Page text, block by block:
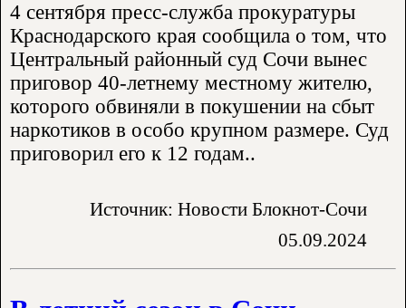
4 сентября пресс-служба прокуратуры
Краснодарского края сообщила о том, что
Центральный районный суд Сочи вынес
приговор 40-летнему местному жителю,
которого обвиняли в покушении на сбыт
наркотиков в особо крупном размере. Суд
приговорил его к 12 годам..
Источник: Новости Блокнот-Сочи
05.09.2024